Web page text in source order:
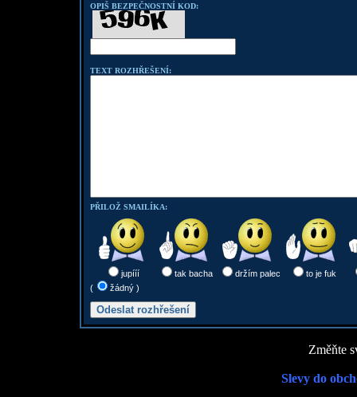
OPIŠ BEZPEČNOSTNÍ KOD:
TEXT ROZHŘEŠENÍ:
PŘILOŽ SMAILÍKA:
jupííí tak bacha držím palec
to je fuk
(
žádný )
Změňte
Slevy do